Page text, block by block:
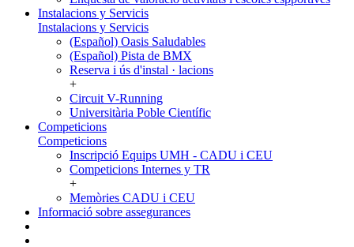
Instalacions y Servicis
Instalacions y Servicis
(Español) Oasis Saludables
(Español) Pista de BMX
Reserva i ús d'instal · lacions
+
Circuit V-Running
Universitària Poble Científic
Competicions
Competicions
Inscripció Equips UMH - CADU i CEU
Competicions Internes y TR
+
Memòries CADU i CEU
Informació sobre assegurances